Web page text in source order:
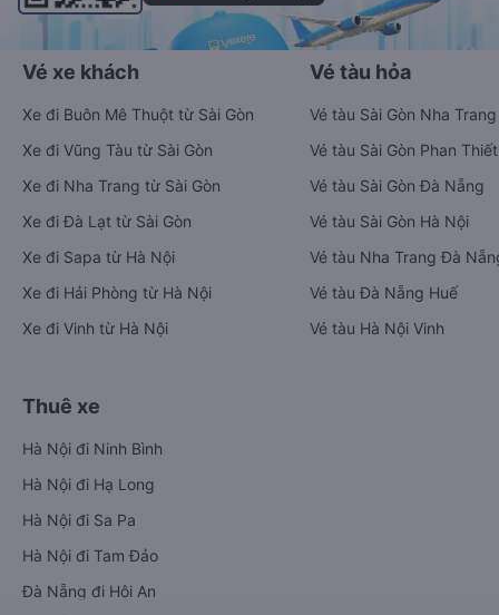
Vé xe khách
Xe đi Buôn Mê Thuột từ Sài Gòn
Xe đi Vũng Tàu từ Sài Gòn
Xe đi Nha Trang từ Sài Gòn
Xe đi Đà Lạt từ Sài Gòn
Xe đi Sapa từ Hà Nội
Xe đi Hải Phòng từ Hà Nội
Xe đi Vinh từ Hà Nội
Vé tàu hỏa
Vé tàu Sài Gòn Nha Trang
Vé tàu Sài Gòn Phan Thiết
Vé tàu Sài Gòn Đà Nẵng
Vé tàu Sài Gòn Hà Nội
Vé tàu Nha Trang Đà
Vé tàu Đà Nẵng Huế
Vé tàu Hà Nội Vinh
Thuê xe
Hà Nội đi Ninh Bình
Hà Nội đi Hạ Long
Hà Nội đi Sa Pa
Hà Nội đi Tam Đảo
Đà Nẵng đi Hội An